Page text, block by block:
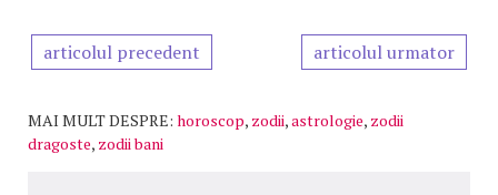
articolul precedent articolul urmator
MAI MULT DESPRE: horoscop, zodii,astrologie, zodii
dragoste, zodii bani